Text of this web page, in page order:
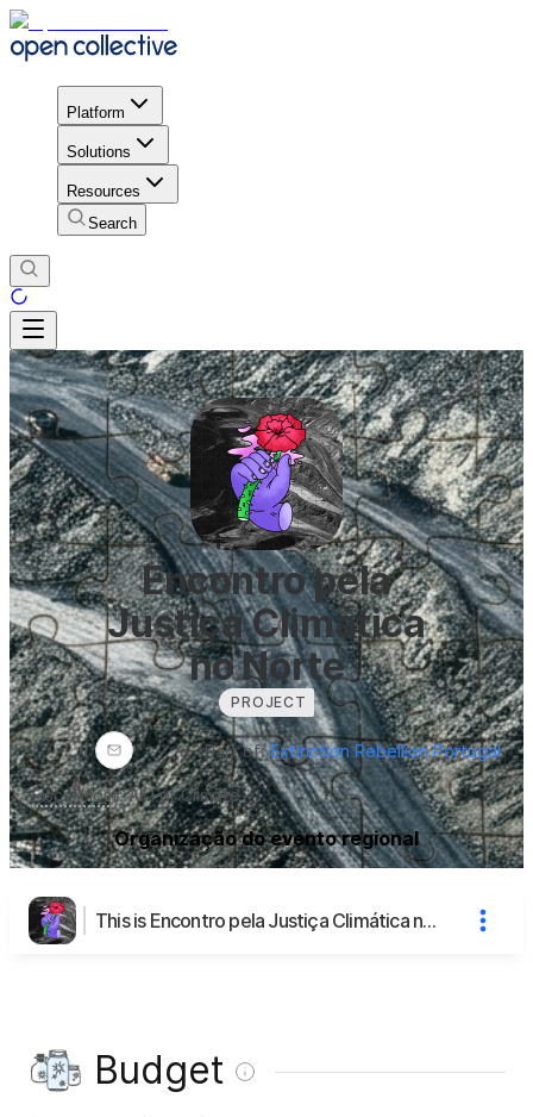
Platform
Solutions
Resources
Search
Encontro pela
Justiça Climática
no Norte
PROJECT
Part of:Extinction Rebellion Portugal
Fiscal Host:All For Climate
Organização do evento regional
This is Encontro pela Justiça Climática no Norte's page
Budget